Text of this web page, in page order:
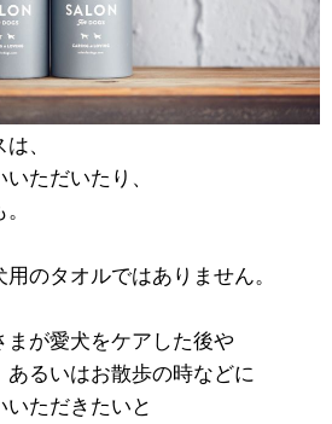
、
ただいたり、
のタオルではありません。
まが愛犬をケアした後や
るいはお散歩の時などに
ただきたいと